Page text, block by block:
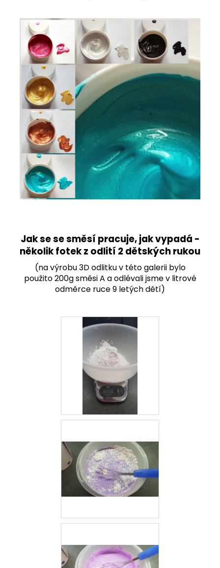
Jak se se směsí pracuje, jak vypadá -
několik fotek z odlití 2 dětských rukou
(na výrobu 3D odlitku v této galerii bylo
použito 200g směsi A a odlévali jsme v litrové
odměrce ruce 9 letých dětí)